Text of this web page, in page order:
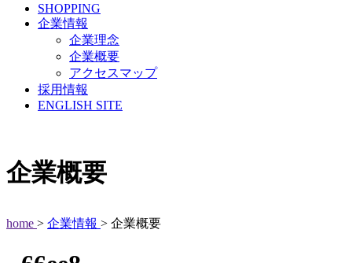
SHOPPING
企業情報
企業理念
企業概要
アクセスマップ
採用情報
ENGLISH SITE
企業概要
home > 企業情報 > 企業概要